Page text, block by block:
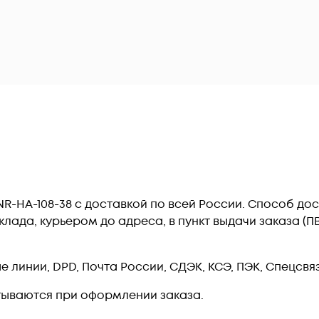
HA-108-38 c доставкой по всей России. Способ
курьером до адреса, в пункт выдачи заказа
DPD, Почта России, СДЭК, КСЭ, ПЭК,
при оформлении заказа.